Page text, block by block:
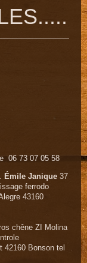
73 07 05 58
Émile Janique 37
ferrodo
43160
chêne ZI Molina
42160 Bonson tel